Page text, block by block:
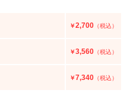
￥2,700 （税込）
￥3,560 （税込）
￥7,340 （税込）